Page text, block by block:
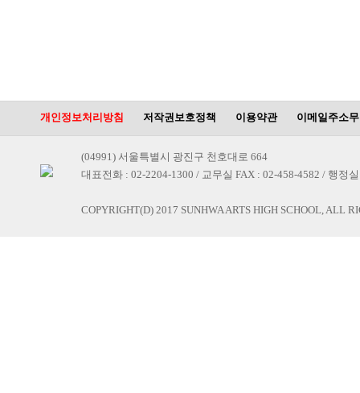
개인정보처리방침 저작권보호정책 이용약관 이메일주소
(04991) 서울특별시 광진구 천호대로 664
대표전화 : 02-2204-1300 / 교무실 FAX : 02-458-4582 / 행정
COPYRIGHT(D) 2017 SUNHWA ARTS HIGH SCHOOL, ALL